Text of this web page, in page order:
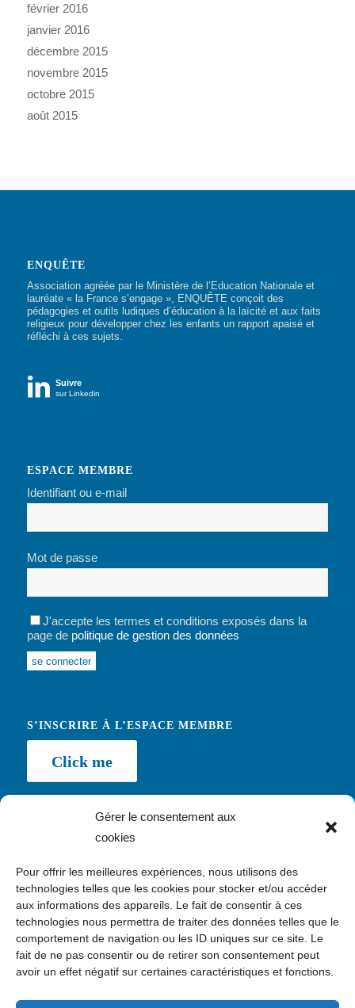
Gérer le consentement aux
cookies
Pour offrir les meilleures expériences, nous utilisons des
technologies telles que les cookies pour stocker et/ou accéder
aux informations des appareils. Le fait de consentir à ces
technologies nous permettra de traiter des données telles que le
comportement de navigation ou les ID uniques sur ce site. Le
fait de ne pas consentir ou de retirer son consentement peut
avoir un effet négatif sur certaines caractéristiques et fonctions.
février 2016
janvier 2016
décembre 2015
novembre 2015
octobre 2015
août 2015
ENQUÊTE
Association agréée par le Ministère de l’Education Nationale et
lauréate « la France s’engage », ENQUÊTE conçoit des
pédagogies et outils ludiques d’éducation à la laïcité et aux faits
religieux pour développer chez les enfants un rapport apaisé et
réfléchi à ces sujets.
 Suivre
sur Linkedin
ESPACE MEMBRE
Identifiant ou e-mail
Mot de passe
J'accepte les termes et conditions exposés dans la
page de politique de gestion des données
Alternative:
S’INSCRIRE À L’ESPACE MEMBRE
Click me
Inscription
c/o Kawaa, 24 avenue Daumesnil, 75012 Paris